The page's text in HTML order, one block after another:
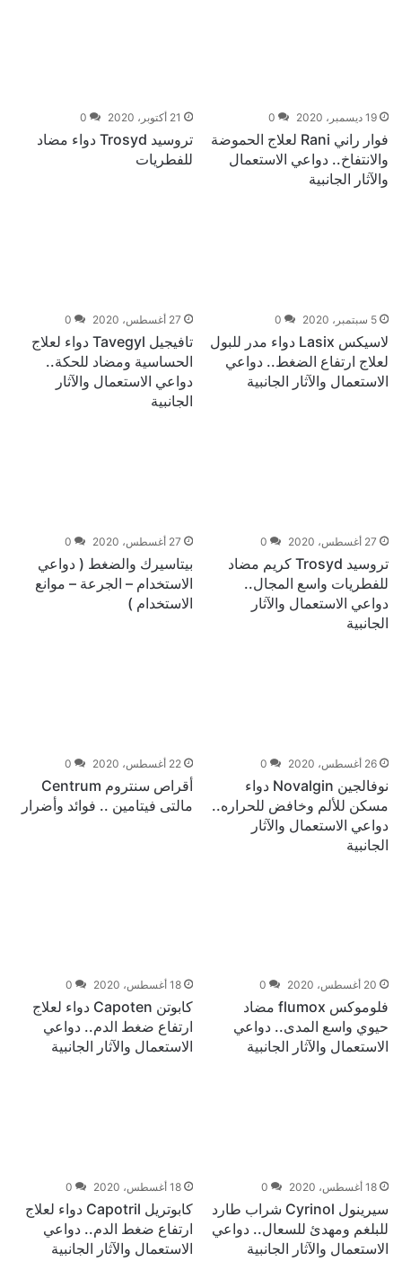
19 ديسمبر، 2020 0
فوار راني Rani لعلاج الحموضة
والانتفاخ.. دواعي الاستعمال
والآثار الجانبية
21 أكتوبر، 2020 0
تروسيد Trosyd دواء مضاد
للفطريات
5 سبتمبر، 2020 0
لاسيكس Lasix دواء مدر للبول
لعلاج ارتفاع الضغط.. دواعي
الاستعمال والآثار الجانبية
27 أغسطس، 2020 0
تافيجيل Tavegyl دواء لعلاج
الحساسية ومضاد للحكة..
دواعي الاستعمال والآثار
الجانبية
27 أغسطس، 2020 0
تروسيد Trosyd كريم مضاد
للفطريات واسع المجال..
دواعي الاستعمال والآثار
الجانبية
27 أغسطس، 2020 0
بيتاسيرك والضغط ( دواعي
الاستخدام – الجرعة – موانع
الاستخدام )
26 أغسطس، 2020 0
نوفالجين Novalgin دواء
مسكن للألم وخافض للحراره..
دواعي الاستعمال والآثار
الجانبية
22 أغسطس، 2020 0
أقراص سنتروم Centrum
مالتى فيتامين .. فوائد وأضرار
20 أغسطس، 2020 0
فلوموكس flumox مضاد
حيوي واسع المدى.. دواعي
الاستعمال والآثار الجانبية
18 أغسطس، 2020 0
كابوتن Capoten دواء لعلاج
ارتفاع ضغط الدم.. دواعي
الاستعمال والآثار الجانبية
18 أغسطس، 2020 0
سيرينول Cyrinol شراب طارد
للبلغم ومهدئ للسعال.. دواعي
الاستعمال والآثار الجانبية
18 أغسطس، 2020 0
كابوتريل Capotril دواء لعلاج
ارتفاع ضغط الدم.. دواعي
الاستعمال والآثار الجانبية